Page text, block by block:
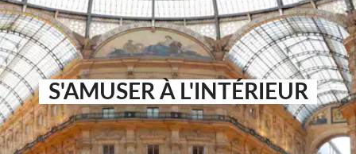
S'AMUSER À L'INTÉRIEUR